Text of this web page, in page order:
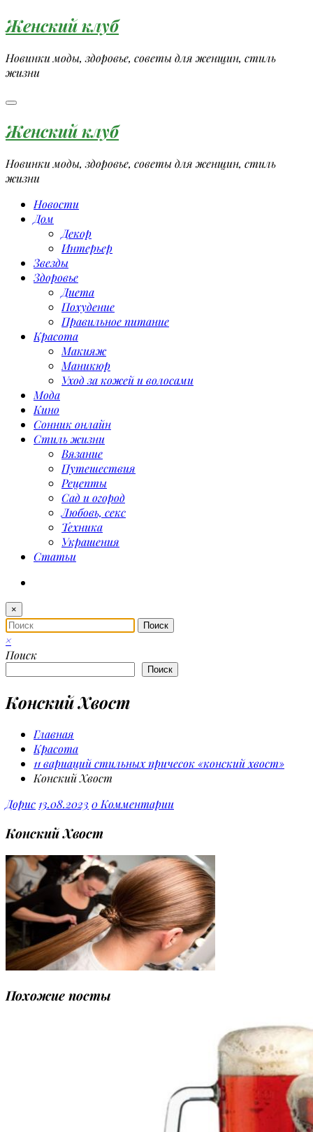
Перейти
к
содержимому
Женский клуб
Новинки моды, здоровье, советы для женщин, стиль
жизни
Женский клуб
Новинки моды, здоровье, советы для женщин, стиль
жизни
Новости
Дом
Декор
Интерьер
Звезды
Здоровье
Диета
Похудение
Правильное питание
Красота
Макияж
Маникюр
Уход за кожей и волосами
Мода
Кино
Сонник онлайн
Стиль жизни
Вязание
Путешествия
Рецепты
Сад и огород
Любовь, секс
Техника
Украшения
Статьи
×
×
Поиск
Поиск
Конский Хвост
Главная
Красота
11 вариаций стильных причесок «конский хвост»
Конский Хвост
Дорис 13.08.2023 0 Комментарии
Конский Хвост
Похожие посты